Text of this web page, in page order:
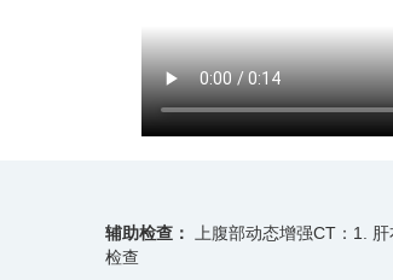
辅助检查：
上腹部动态增强CT：1.
检查